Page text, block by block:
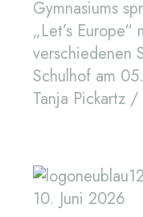
Gymnasiums
„Let’s
verschiedenen
Schulhof am
Tanja Pickartz
10. Juni 2026